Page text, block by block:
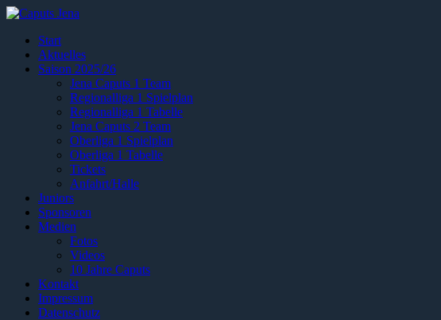
Start
Aktuelles
Saison 2025/26
Jena Caputs 1 Team
Regionalliga 1 Spielplan
Regionalliga 1 Tabelle
Jena Caputs 2 Team
Oberliga 1 Spielplan
Oberliga 1 Tabelle
Tickets
Anfahrt/Halle
Juniors
Sponsoren
Medien
Fotos
Videos
10 Jahre Caputs
Kontakt
Impressum
Datenschutz